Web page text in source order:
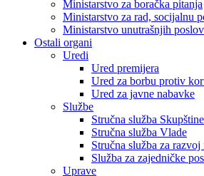
Ministarstvo za boračka pitanja
Ministarstvo za rad, socijalnu
Ministarstvo unutrašnjih
Ostali organi
Uredi
Ured premijera
Ured za borbu protiv
Ured za javne nabavke
Službe
Stručna služba Skupštine
Stručna služba Vlade
Stručna služba za
Služba za zajedničke
Uprave